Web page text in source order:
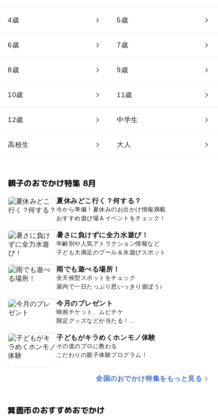
4歳 5歳
6歳 7歳
8歳 9歳
10歳 11歳
12歳 中学生
高校生 大人
親子のおでかけ特集 8月
夏休みどこ行く？何する？
今から準備！夏休みのお出かけ情報満載
おすすめ遊び場＆イベントをチェック！
暑さに負けずに全力水遊び！
年齢別や人気アトラクション情報など
子ども大満足のプール＆水遊びスポット
雨でも遊べる場所！
全天候型スポットをチェック
屋内で一日たっぷり思いっきり遊ぼう♪
今月のプレゼント
映画チケット、ムビチケ
限定グッズなどが当たる！
子どもがキラめくホンモノ体験
その道のプロに教わる
こだわりの親子体験プログラム！
全国のおでかけ特集をもっと見る
箕面市のおすすめおでかけ